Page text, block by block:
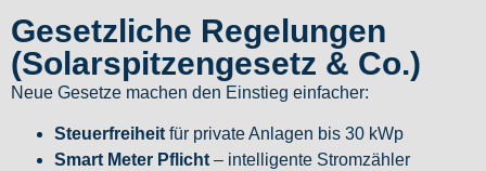
Gesetzliche Regelungen
(Solarspitzengesetz & Co.)
Neue Gesetze machen den Einstieg einfacher:
Steuerfreiheit für private Anlagen bis 30 kWp
Smart Meter Pflicht – intelligente Stromzähler